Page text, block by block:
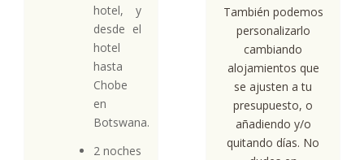
hotel, y
desde el
hotel
hasta
Chobe
en
Botswana.
2 noches
También podemos
personalizarlo
cambiando
alojamientos que
se ajusten a tu
presupuesto, o
añadiendo y/o
quitando días. No